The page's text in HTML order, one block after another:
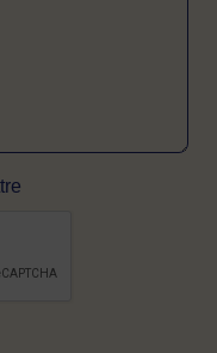
si vous êtes